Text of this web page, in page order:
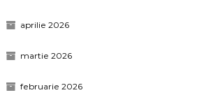
aprilie 2026
martie 2026
februarie 2026